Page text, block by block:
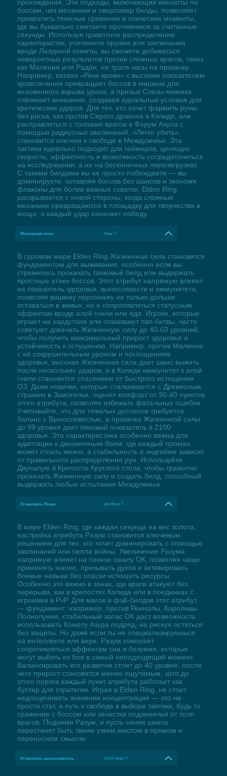
прохождения. Эти подходы, включающие ваншоты по
боссам, чиз механики и оверпавер билды, позволяют
превратить тяжелые сражения в эпические моменты,
где вы буквально сметаете противников за считанные
секунды. Используя грамотное распределение
характеристик, усиленное оружие или заклинания
вроде Лазурной кометы, вы сможете добиваться
невероятных результатов против сложных врагов, таких
как Маления или Радан, не тратя часы на прокачку.
Например, катана «Реки крови» с высоким показателем
кровотечения превращает боссов в мишени для
мгновенного взрыва урона, а призыв Слезы-мимика
отвлекает внимание, создавая идеальные условия для
критических ударов. Для тех, кто хочет фармить руны
без риска, как против Серого дракона в Кэлиде, или
расправляться с толпами врагов в Фарум Азула с
помощью радиусных заклинаний, «Легко убить»
становится ключом к свободе в Междуземье. Эта
тактика идеально подходит для геймеров, ценящих
скорость, эффектность и возможность сосредоточиться
на исследовании, а не на бесконечных перезагрузках.
С такими билдами вы не просто побеждаете — вы
доминируете, оставляя боссов без шансов и экономя
флаконы для более важных схваток. Elden Ring
раскрывается с новой стороны, когда сложные
механики превращаются в площадку для творчества и
мощи, а каждый удар означает победу.
Жизненная сила Num 7
В суровом мире Elden Ring Жизненная сила становится
фундаментом для выживания, особенно если вы
стремитесь прокачать танковый билд или выдержать
яростные атаки боссов. Этот атрибут напрямую влияет
на показатель здоровья, выносливости и иммунитета,
позволяя вашему персонажу не только дольше
оставаться в живых, но и сопротивляться статусным
эффектам вроде алой гнили или яда. Игроки, которые
играют на хардстоне или осваивают пвп-битвы, часто
советуют докачать Жизненную силу до 40-60 уровней,
чтобы получить максимальный прирост здоровья и
устойчивость к оглушению. Например, против Малении
с её сокрушительным уроном и поглощением
здоровья, высокая Жизненная сила дает шанс выжить
после нескольких ударов, а в Кэлиде иммунитет к алой
гнили становится спасением от быстрого истощения
ОЗ. Даже новички, которые сталкиваются с Древесным
стражем в Замогилье, оценят комфорт от 30-40 пунктов
этого атрибута, позволяя избежать фатальных ошибок.
Учитывайте, что для тяжелых доспехов требуется
баланс с Выносливостью, а прокачка Жизненной силы
до 99 уровня дает пиковый показатель в 2100
здоровья. Эта характеристика особенно важна для
адаптации к динамичным боям, где каждый промах
может стоить жизни, а стабильность в эндгейме зависит
от правильного распределения рун. Используйте
Двупалую в Крепости Круглого стола, чтобы грамотно
прокачать Жизненную силу и создать билд, способный
выдержать любые испытания Междуземья.
Установить Разум Alt+Num 7
В мире Elden Ring, где каждая секунда на вес золота,
настройка атрибута Разум становится ключевым
решением для тех, кто хочет доминировать с помощью
заклинаний или пепла войны. Увеличение Разума
напрямую влияет на синюю шкалу ОК, позволяя чаще
применять магию, призывать духов и активировать
боевые навыки без опаски истощить ресурсы.
Особенно это важно в зонах, где враги атакуют без
перерыва, как в крепостях Кэлида или в поединках с
игроками в PvP. Для магов и фэй-билдов этот атрибут
— фундамент: например, против Ренналы, Королевы
Полнолуния, стабильный запас ОК даст возможность
использовать Комету Азура подряд, не рискуя остаться
без защиты. Но даже если ты не специализируешься
на интеллекте или вере, Разум помогает
сопротивляться эффектам сна и безумия, которые
могут выбить из боя в самый неподходящий момент.
Балансировать его развитие стоит до 40 уровня, после
чего прирост становится менее ощутимым, зато до
этого порога каждый пункт атрибута работает как
бустер для стратегии. Играя в Elden Ring, не стоит
недооценивать значение концентрации — это не
просто стат, а путь к свободе в выборе тактики, будь то
сражение с боссом или зачистка подземелья от толп
врагов. Подними Разум, и пусть синяя шкала
перестанет быть твоим узким местом в прямом и
переносном смысле.
Установить выносливость LCtrl+Num 7